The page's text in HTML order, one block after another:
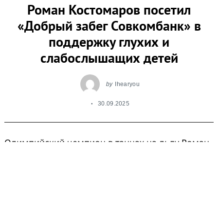
Роман Костомаров посетил
«Добрый забег Совкомбанк» в
поддержку глухих и
слабослышащих детей
by Ihearyou
30.09.2025
Олимпийский чемпион в танцах на льду Роман